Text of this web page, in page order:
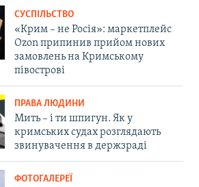
СУСПІЛЬСТВО
«Крим – не Росія»: маркетплейс
Ozon припинив прийом нових
замовлень на Кримському
півострові
ПРАВА ЛЮДИНИ
Мить – і ти шпигун. Як у
кримських судах розглядають
звинувачення в держзраді
ФОТОГАЛЕРЕЇ